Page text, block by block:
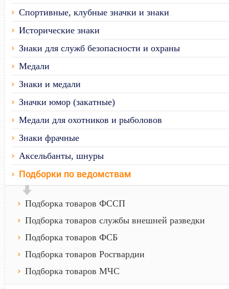
Спортивные, клубные значки и знаки
Исторические знаки
Знаки для служб безопасности и охраны
Медали
Знаки и медали
Значки юмор (закатные)
Медали для охотников и рыболовов
Знаки фрачные
Аксельбанты, шнуры
Подборки по ведомствам
Подборка товаров ФССП
Подборка товаров службы внешней разведки
Подборка товаров ФСБ
Подборка товаров Росгвардии
Подборка товаров МЧС